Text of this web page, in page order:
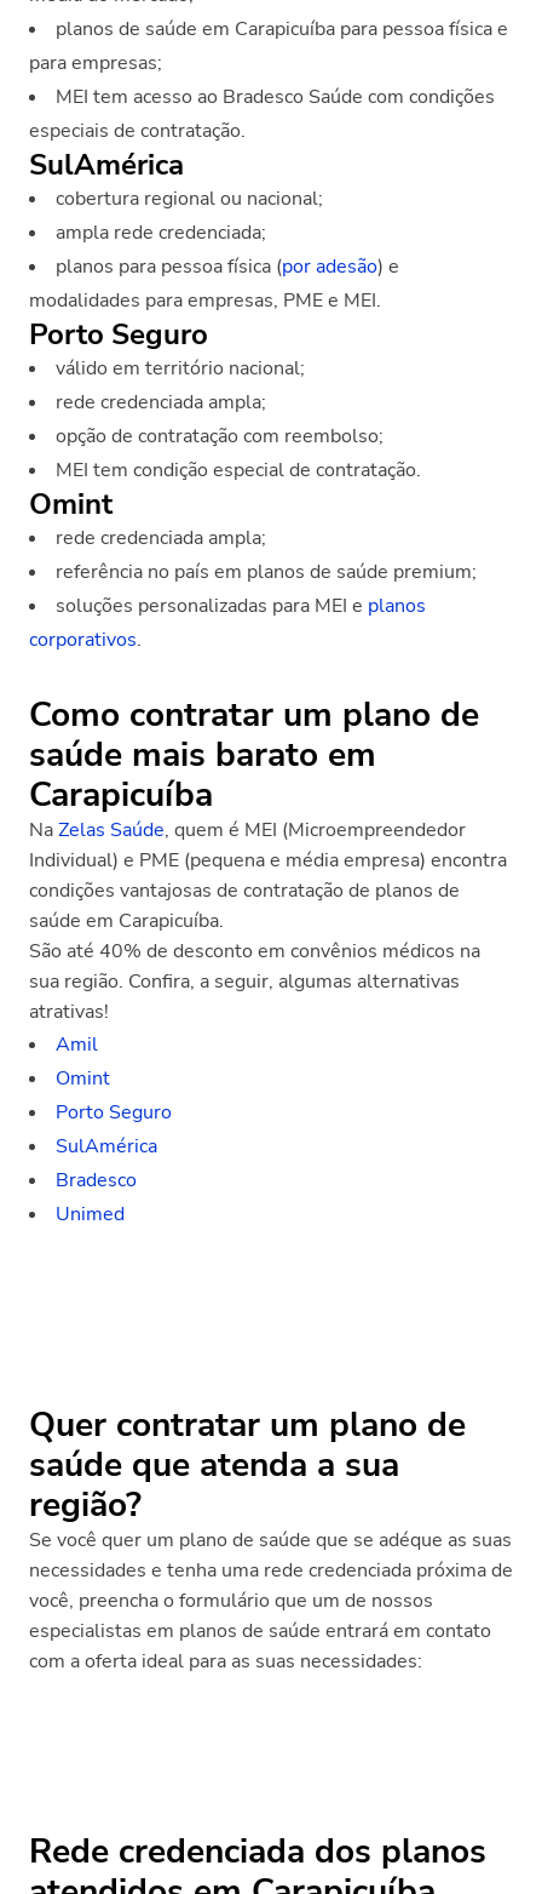
planos de saúde em Carapicuíba para pessoa física e
para empresas;
MEI tem acesso ao Bradesco Saúde com condições
especiais de contratação.
SulAmérica
cobertura regional ou nacional;
ampla rede credenciada;
planos para pessoa física (por adesão) e
modalidades para empresas, PME e MEI.
Porto Seguro
válido em território nacional;
rede credenciada ampla;
opção de contratação com reembolso;
MEI tem condição especial de contratação.
Omint
rede credenciada ampla;
referência no país em planos de saúde premium;
soluções personalizadas para MEI e planos
corporativos.
Como contratar um plano de
saúde mais barato em
Carapicuíba
NaZelas Saúde, quem é MEI (Microempreendedor
Individual) e PME (pequena e média empresa) encontra
condições vantajosas de contratação de planos de
saúde em Carapicuíba.
São até 40% de desconto em convênios médicos na
sua região. Confira, a seguir, algumas alternativas
atrativas!
Amil
Omint
Porto Seguro
SulAmérica
Bradesco
Unimed
Quer contratar um plano de
saúde que atenda a sua
região?
Se você quer um plano de saúde que se adéque as suas
necessidades e tenha uma rede credenciada próxima de
você, preencha o formulário que um de nossos
especialistas em planos de saúde entrará em contato
com a oferta ideal para as suas necessidades:
Rede credenciada dos planos